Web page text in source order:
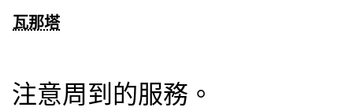
瓦那塔
注意周到的服務。